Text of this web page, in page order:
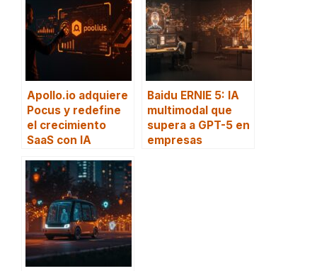
Apollo.io adquiere
Pocus y redefine
el crecimiento
SaaS con IA
Baidu ERNIE 5: IA
multimodal que
supera a GPT-5 en
empresas